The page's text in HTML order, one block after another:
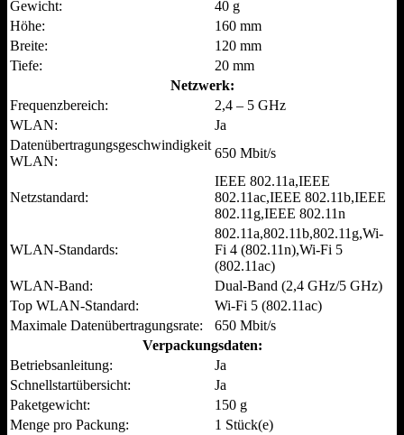
Gewicht:
40 g
Höhe:
160 mm
Breite:
120 mm
Tiefe:
20 mm
Netzwerk:
Frequenzbereich:
2,4 – 5 GHz
WLAN:
Ja
Datenübertragungsgeschwindigkeit
WLAN:
650 Mbit/s
Netzstandard:
IEEE 802.11a,IEEE
802.11ac,IEEE 802.11b,IEEE
802.11g,IEEE 802.11n
WLAN-Standards:
802.11a,802.11b,802.11g,Wi-
Fi 4 (802.11n),Wi-Fi 5
(802.11ac)
WLAN-Band:
Dual-Band (2,4 GHz/5 GHz)
Top WLAN-Standard:
Wi-Fi 5 (802.11ac)
Maximale Datenübertragungsrate:
650 Mbit/s
Verpackungsdaten:
Betriebsanleitung:
Ja
Schnellstartübersicht:
Ja
Paketgewicht:
150 g
Menge pro Packung:
1 Stück(e)